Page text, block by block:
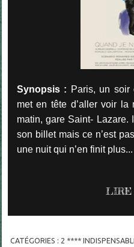
Synopsis : Paris, un soir
met en tête d’aller voir
matin, gare Saint-
son billet mais ce n’est
une nuit qui n’en finit plus...
LIRE
CATÉGORIES : 2 ****